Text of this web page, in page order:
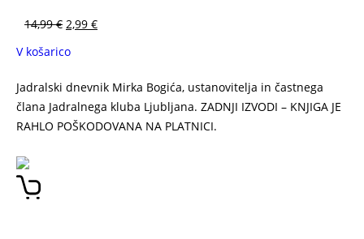
14,99€ 2,99 €
V košarico
Jadralski dnevnik Mirka Bogića, ustanovitelja in častnega
člana Jadralnega kluba Ljubljana. ZADNJI IZVODI – KNJIGA JE
RAHLO POŠKODOVANA NA PLATNICI.